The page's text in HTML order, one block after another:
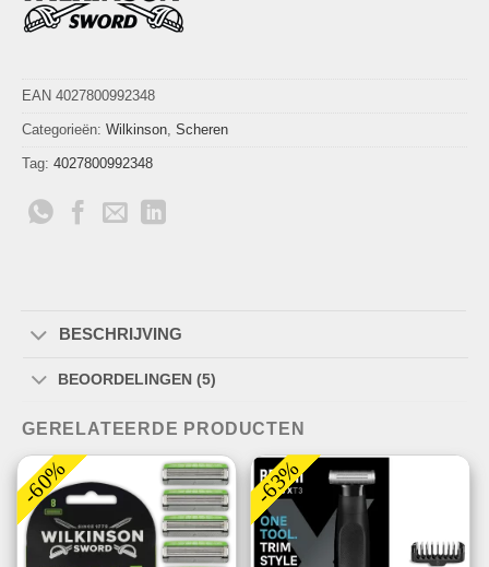
EAN 4027800992348
Categorieën: Wilkinson, Scheren
Tag: 4027800992348
BESCHRIJVING
BEOORDELINGEN (5)
GERELATEERDE PRODUCTEN
-60% -63%